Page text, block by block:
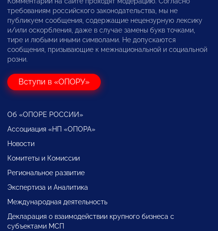
требованиям российского законодательства, мы не
публикуем сообщения, содержащие нецензурную лексику
и/или оскорбления, даже в случае замены букв точками,
тире и любыми иными символами. Не допускаются
сообщения, призывающие к межнациональной и социальной
розни.
Вступи в «ОПОРУ»
Об «ОПОРЕ РОССИИ»
Ассоциация «НП «ОПОРА»
Новости
Комитеты и Комиссии
Региональное развитие
Экспертиза и Аналитика
Международная деятельность
Декларация о взаимодействии крупного бизнеса с
субъектами МСП